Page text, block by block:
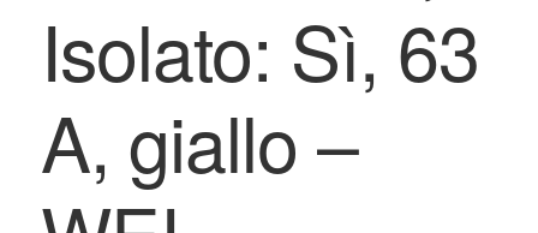
Isolato: Sì, 63
A, giallo –